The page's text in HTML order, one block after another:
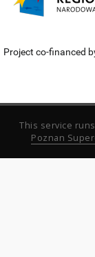
Project co-financed
This service
Poznan